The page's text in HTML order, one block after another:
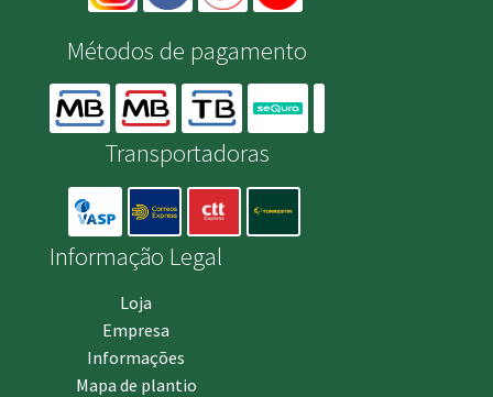
Métodos de pagamento
Transportadoras
Informação Legal
Loja
Empresa
Informações
Mapa de plantio